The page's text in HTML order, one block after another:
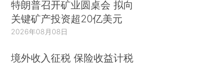
特朗普召开矿业圆桌会 拟向
关键矿产投资超20亿美元
2026年08月08日
境外收入征税 保险收益计税